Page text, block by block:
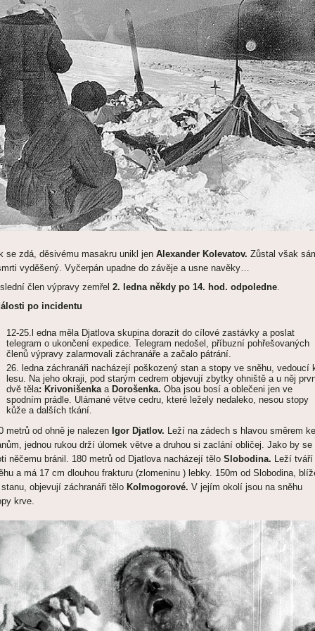
se zdá, děsivému masakru unikl jen Alexander Kolevatov. Zůstal však
vyděšený. Vyčerpán upadne do závěje a usne navěky…
člen výpravy zemřel 2. ledna někdy po 14. hod. odpoledne.
po incidentu
12-25.l edna měla Djatlova skupina dorazit do cílové zastávky a poslat
telegram o ukončení expedice. Telegram nedošel, příbuzní pohřešovaných
členů výpravy zalarmovali záchranáře a začalo pátrání.
26. ledna záchranáři nacházejí poškozený stan a stopy ve sněhu, vedoucí
lesu. Na jeho okraji, pod starým cedrem objevují zbytky ohniště a u něj
dvě těla: Krivonišenkaa Dorošenka. Oba jsou bosí a oblečeni jen ve
spodním prádle. Ulámané větve cedru, které ležely nedaleko, nesou stopy
kůže a dalších tkání.
metrů od ohně je nalezen Igor Djatlov. Leží na zádech s hlavou směrem ke
jednou rukou drží úlomek větve a druhou si zaclání obličej. Jako by se
něčemu bránil. 180 metrů od Djatlova nacházejí tělo Slobodina. Leží tváří
a má 17 cm dlouhou frakturu (zlomeninu ) lebky. 150m od Slobodina,
stanu, objevují záchranáři tělo Kolmogorové. V jejím okolí jsou na sněhu
krve.